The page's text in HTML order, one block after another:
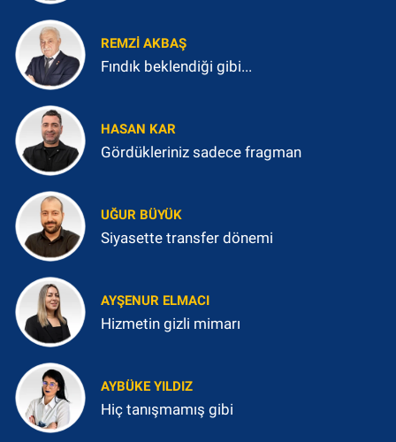
REMZI AKBAŞ
Fındık beklendiği gibi...
HASAN KAR
Gördükleriniz sadece fragman
UĞUR BÜYÜK
Siyasette transfer dönemi
AYŞENUR ELMACI
Hizmetin gizli mimarı
AYBÜKE YILDIZ
Hiç tanışmamış gibi